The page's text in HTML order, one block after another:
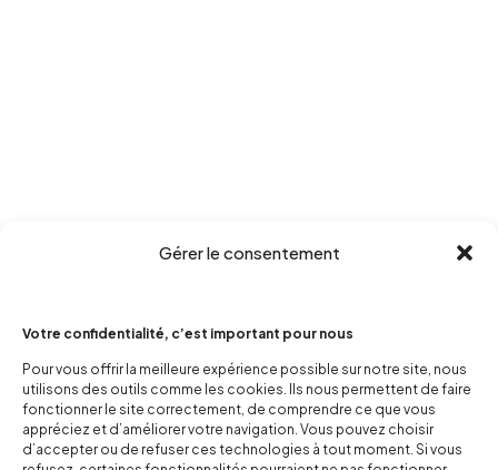
Gérer le consentement
Votre confidentialité, c’est important pour nous
Pour vous offrir la meilleure expérience possible sur notre site, nous
utilisons des outils comme les cookies. Ils nous permettent de faire
fonctionner le site correctement, de comprendre ce que vous
appréciez et d’améliorer votre navigation. Vous pouvez choisir
d’accepter ou de refuser ces technologies à tout moment. Si vous
contact@popnbaby.com
+33 01 64 62 14 89